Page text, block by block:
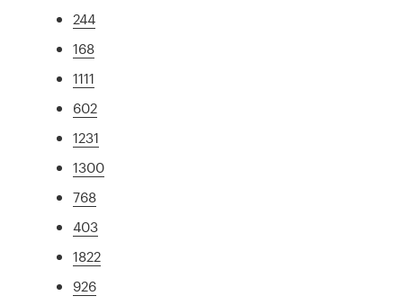
244
168
1111
602
1231
1300
768
403
1822
926